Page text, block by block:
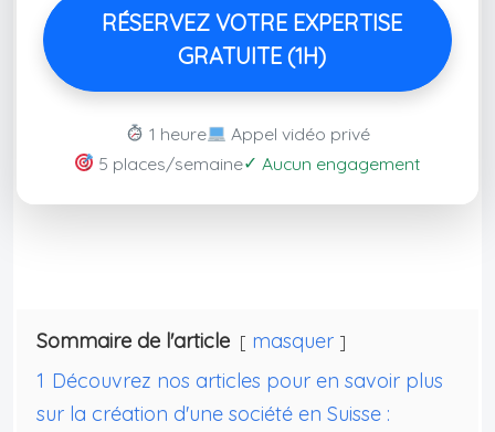
RÉSERVEZ VOTRE EXPERTISE
GRATUITE (1H)
1 heure
Appel vidéo privé
5 places/semaine✓ Aucun engagement
Sommaire de l'article
masquer
1 Découvrez nos articles pour en savoir plus
sur la création d'une société en Suisse :